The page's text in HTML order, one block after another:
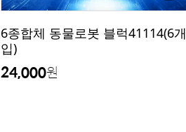
6종합체 동물로봇 블럭41114(6개
입)
24,000원